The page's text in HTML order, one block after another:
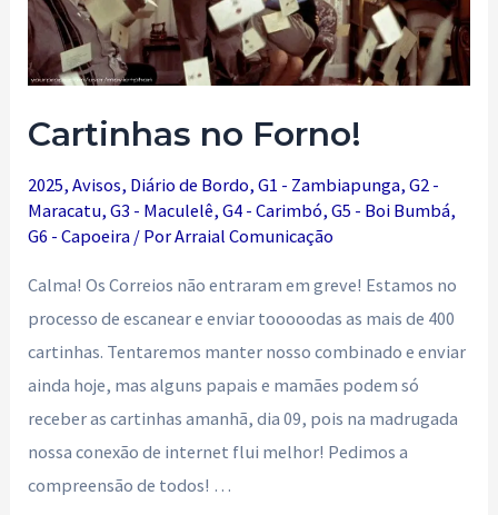
Cartinhas no Forno!
2025,Avisos, Diário de Bordo,G1 - Zambiapunga,G2 -
Maracatu,G3 - Maculelê,G4 - Carimbó,G5 - Boi Bumbá,
G6 - Capoeira / PorArraial Comunicação
Calma! Os Correios não entraram em greve! Estamos no
processo de escanear e enviar tooooodas as mais de 400
cartinhas. Tentaremos manter nosso combinado e enviar
ainda hoje, mas alguns papais e mamães podem só
receber as cartinhas amanhã, dia 09, pois na madrugada
nossa conexão de internet flui melhor! Pedimos a
compreensão de todos! …